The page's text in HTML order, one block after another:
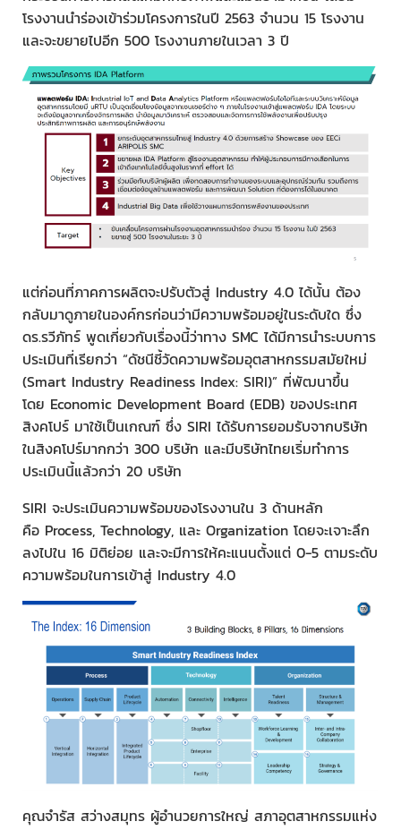
โรงงานนำร่องเข้าร่วมโครงการในปี 2563 จำนวน 15 โรงงาน
และจะขยายไปอีก 500 โรงงานภายในเวลา 3 ปี
แต่ก่อนที่ภาคการผลิตจะปรับตัวสู่ Industry 4.0 ได้นั้น ต้อง
กลับมาดูภายในองค์กรก่อนว่ามีความพร้อมอยู่ในระดับใด ซึ่ง
ดร.รวีภัทร์ พูดเกี่ยวกับเรื่องนี้ว่าทาง SMC ได้มีการนำระบบการ
ประเมินที่เรียกว่า “ดัชนีชี้วัดความพร้อมอุตสาหกรรมสมัยใหม่
(Smart Industry Readiness Index: SIRI)” ที่พัฒนาขึ้น
โดย Economic Development Board (EDB) ของประเทศ
สิงคโปร์ มาใช้เป็นเกณฑ์ ซึ่ง SIRI ได้รับการยอมรับจากบริษัท
ในสิงคโปร์มากกว่า 300 บริษัท และมีบริษัทไทยเริ่มทำการ
ประเมินนี้แล้วกว่า 20 บริษัท
SIRI จะประเมินความพร้อมของโรงงานใน 3 ด้านหลัก
คือ Process, Technology, และ Organization โดยจะเจาะลึก
ลงไปใน 16 มิติย่อย และจะมีการให้คะแนนตั้งแต่ 0-5 ตามระดับ
ความพร้อมในการเข้าสู่ Industry 4.0
คุณจำรัส สว่างสมุทร ผู้อำนวยการใหญ่ สภาอุตสาหกรรมแห่ง